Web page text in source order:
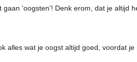
gaan 'oogsten'! Denk erom, dat je altijd
alles wat je oogst altijd goed, voordat je